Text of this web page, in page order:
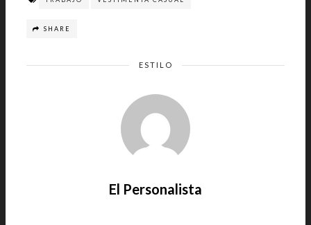
SHARE
ESTILO
El Personalista